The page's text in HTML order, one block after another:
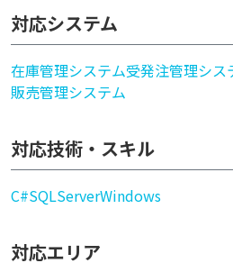
対応システム
在庫管理システム受発注管理シス
販売管理システム
対応技術・スキル
C#SQLServerWindows
対応エリア